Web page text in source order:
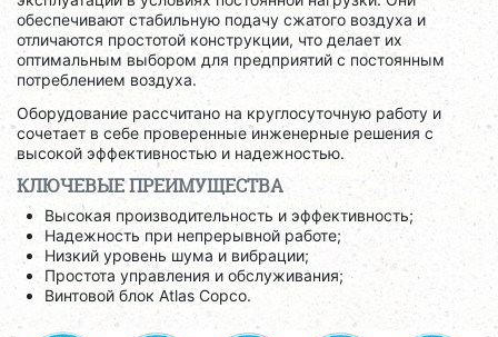
обеспечивают стабильную подачу сжатого воздуха и
отличаются простотой конструкции, что делает их
оптимальным выбором для предприятий с постоянным
потреблением воздуха.
Оборудование рассчитано на круглосуточную работу и
сочетает в себе проверенные инженерные решения с
высокой эффективностью и надежностью.
КЛЮЧЕВЫЕ ПРЕИМУЩЕСТВА
Высокая производительность и эффективность;
Надежность при непрерывной работе;
Низкий уровень шума и вибрации;
Простота управления и обслуживания;
Винтовой блок Atlas Copco.